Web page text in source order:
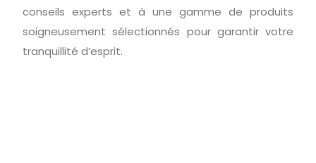
conseils experts et à une gamme de produits
soigneusement sélectionnés pour garantir votre
tranquillité d’esprit.